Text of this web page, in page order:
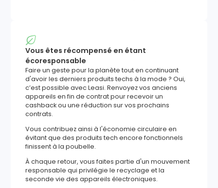
Vous êtes récompensé en étant
écoresponsable
Faire un geste pour la planète tout en continuant
d'avoir les derniers produits techs à la mode ? Oui,
c’est possible avec Leasi. Renvoyez vos anciens
appareils en fin de contrat pour recevoir un
cashback ou une réduction sur vos prochains
contrats.
Vous contribuez ainsi à l'économie circulaire en
évitant que des produits tech encore fonctionnels
finissent à la poubelle.
À chaque retour, vous faites partie d'un mouvement
responsable qui privilégie le recyclage et la
seconde vie des appareils électroniques.